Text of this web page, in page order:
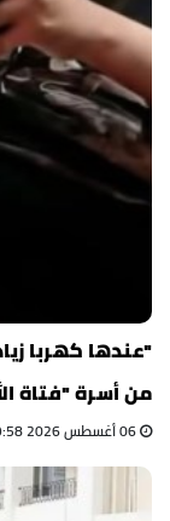
"عندها كهربا
من أسرة "فتاة